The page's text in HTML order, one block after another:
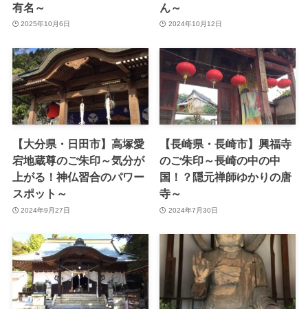
有名～
2025年10月6日
ん～
2024年10月12日
【大分県・日田市】高塚愛
宕地蔵尊のご朱印～気分が
上がる！神仏習合のパワー
スポット～
2024年9月27日
【長崎県・長崎市】興福寺
のご朱印～長崎の中の中
国！？隠元禅師ゆかりの唐
寺～
2024年7月30日